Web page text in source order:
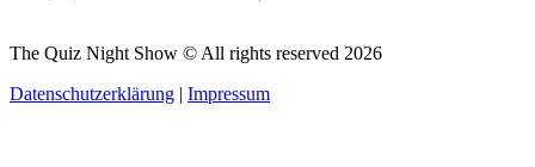
The Quiz Night Show © All rights reserved 2026
Datenschutzerklärung | Impressum